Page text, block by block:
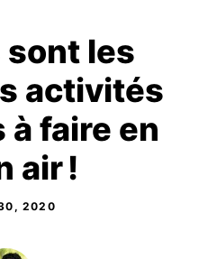
sont les
activités
faire en
air !
2020